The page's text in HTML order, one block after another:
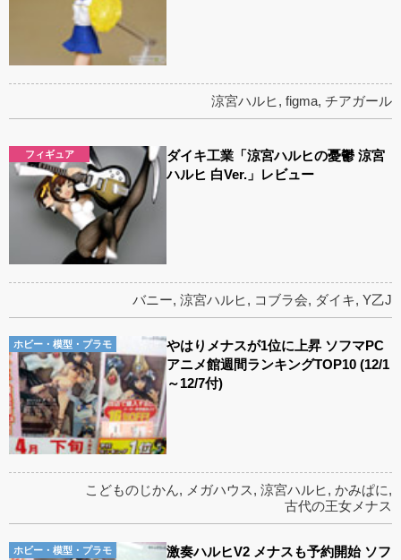
涼宮ハルヒ , figma, チアガール
フィギュア
ダイキ工業「涼宮ハルヒの憂鬱 涼宮
ハルヒ 白Ver.」レビュー
バニー, 涼宮ハルヒ , コブラ会, ダイキ, Y乙J
ホビー・模型・プラモ
やはりメナスが1位に上昇 ソフマPC
アニメ館週間ランキングTOP10 (12/1
～12/7付)
こどものじかん, メガハウス, 涼宮ハルヒ , かみぱに,
古代の王女メナス
ホビー・模型・プラモ
激奏ハルヒV2 メナスも予約開始 ソフ